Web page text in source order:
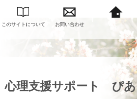
このサイトについて お問い合わせ
援ｻｲﾄ はちコミねっ
心理支援サポート ぴあ